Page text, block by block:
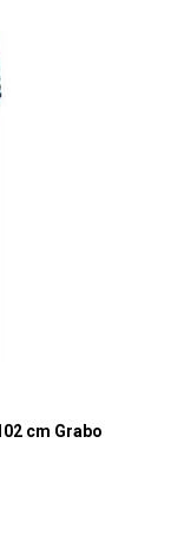
cm Grabo